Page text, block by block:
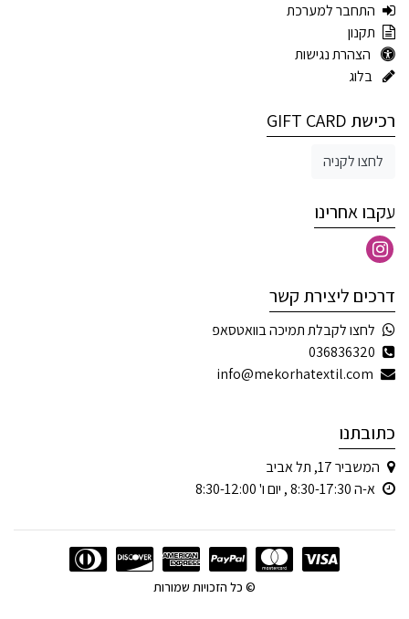
התחבר למערכת
תקנון
הצהרת נגישות
בלוג
רכישת GIFT CARD
לחצו לקניה
עקבו אחרינו
דרכים ליצירת קשר
לחצו לקבלת תמיכה בוואטסאפ
036836320
info@mekorhatextil.com
כתובתנו
המשביר 17, תל אביב
א-ה 8:30-17:30 , יום ו' 8:30-12:00
© כל הזכויות שמורות